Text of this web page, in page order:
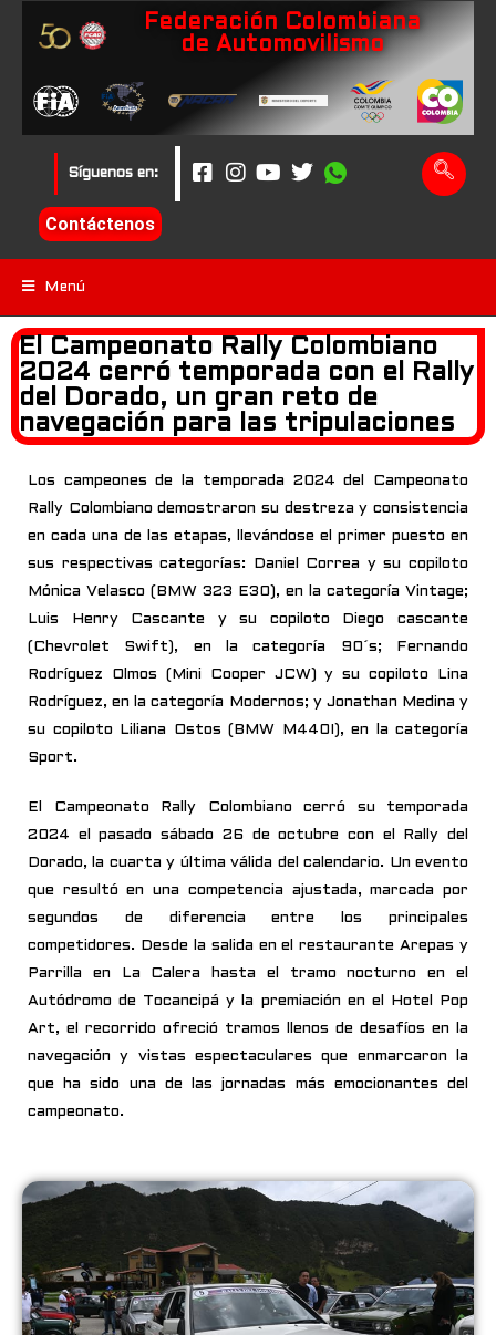
Federación Colombiana
de Automovilismo
Síguenos en:
Contáctenos
Menú
El Campeonato Rally Colombiano
2024 cerró temporada con el Rally
del Dorado, un gran reto de
navegación para las tripulaciones
Los campeones de la temporada 2024 del Campeonato
Rally Colombiano demostraron su destreza y consistencia
en cada una de las etapas, llevándose el primer puesto en
sus respectivas categorías: Daniel Correa y su copiloto
Mónica Velasco (BMW 323 E30), en la categoría Vintage;
Luis Henry Cascante y su copiloto Diego cascante
(Chevrolet Swift), en la categoría 90´s; Fernando
Rodríguez Olmos (Mini Cooper JCW) y su copiloto Lina
Rodríguez, en la categoría Modernos; y Jonathan Medina y
su copiloto Liliana Ostos (BMW M440I), en la categoría
Sport.
El Campeonato Rally Colombiano cerró su temporada
2024 el pasado sábado 26 de octubre con el Rally del
Dorado, la cuarta y última válida del calendario. Un evento
que resultó en una competencia ajustada, marcada por
segundos de diferencia entre los principales
competidores. Desde la salida en el restaurante Arepas y
Parrilla en La Calera hasta el tramo nocturno en el
Autódromo de Tocancipá y la premiación en el Hotel Pop
Art, el recorrido ofreció tramos llenos de desafíos en la
navegación y vistas espectaculares que enmarcaron la
que ha sido una de las jornadas más emocionantes del
campeonato.